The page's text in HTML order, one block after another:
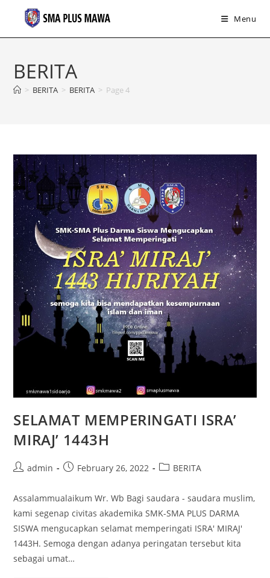
content
Menu
BERITA
> BERITA > BERITA > Page 4
SELAMAT MEMPERINGATI ISRA’
MIRAJ’ 1443H
Postadmin
PostFebruary 26, 2022
PostBERITA
Assalammualaikum Wr. Wb Bagi saudara - saudara muslim,
kami segenap civitas akademika SMK-SMA PLUS DARMA
SISWA mengucapkan selamat memperingati ISRA' MIRAJ'
1443H. Semoga dengan adanya peringatan tersebut kita
sebagai umat…